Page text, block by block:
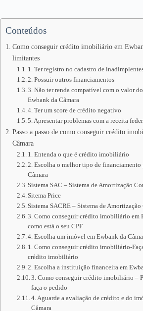
Conteúdos
Como conseguir crédito imobiliário em
limitantes
1. Ter registro no cadastro de
2. Possuir outros financiamentos
3. Não ter renda compatível com o valor
Ewbank da Câmara
4. Ter um score de crédito negativo
5. Apresentar problemas com a receita
Passo a passo de como conseguir crédito
Câmara
1. Entenda o que é crédito imobiliário
2. Escolha o melhor tipo de financiamento
Câmara
Sistema SAC – Sistema de Amortização
Sitema Price
Sistema SACRE – Sistema de Amortização
3. Como conseguir crédito imobiliário em
como está o seu CPF
4. Escolha um imóvel em Ewbank da
1. Como conseguir crédito imobiliário-
crédito imobiliário
2. Escolha a instituição financeira em
3. Como conseguir crédito imobiliário –
faça o pedido
4. Aguarde a avaliação de crédito e do
Câmara